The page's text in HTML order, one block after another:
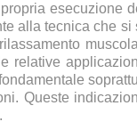
esecuzione
alla tecnica che
relative
Queste